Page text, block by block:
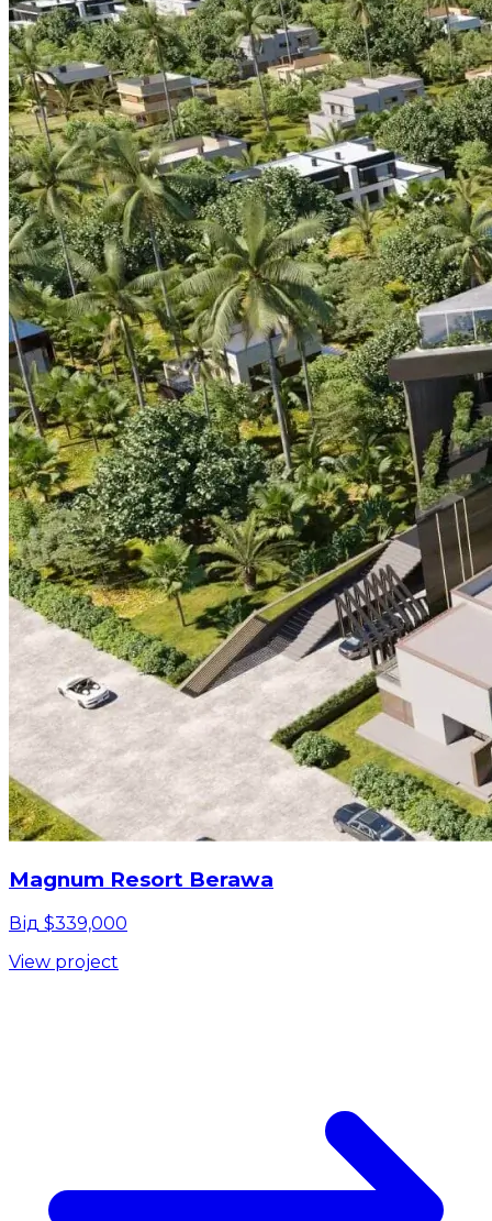
Magnum Resort Berawa
Від $339,000
View project